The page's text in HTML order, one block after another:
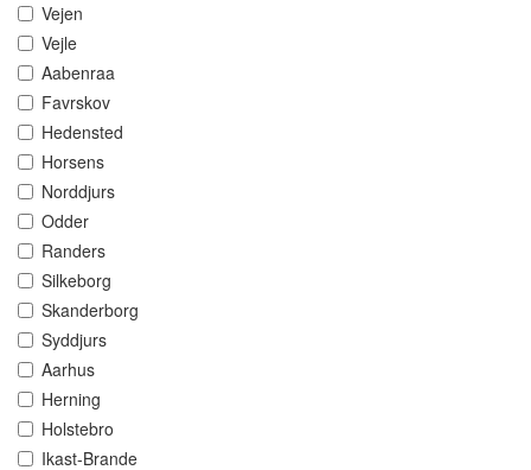
Vejen
Vejle
Aabenraa
Favrskov
Hedensted
Horsens
Norddjurs
Odder
Randers
Silkeborg
Skanderborg
Syddjurs
Aarhus
Herning
Holstebro
Ikast-Brande